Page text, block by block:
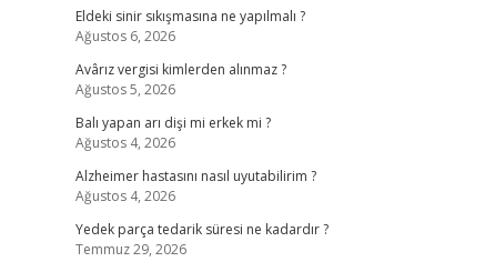
Eldeki sinir sıkışmasına ne yapılmalı ?
Ağustos 6, 2026
Avârız vergisi kimlerden alınmaz ?
Ağustos 5, 2026
Balı yapan arı dişi mi erkek mi ?
Ağustos 4, 2026
Alzheimer hastasını nasıl uyutabilirim ?
Ağustos 4, 2026
Yedek parça tedarik süresi ne kadardır ?
Temmuz 29, 2026